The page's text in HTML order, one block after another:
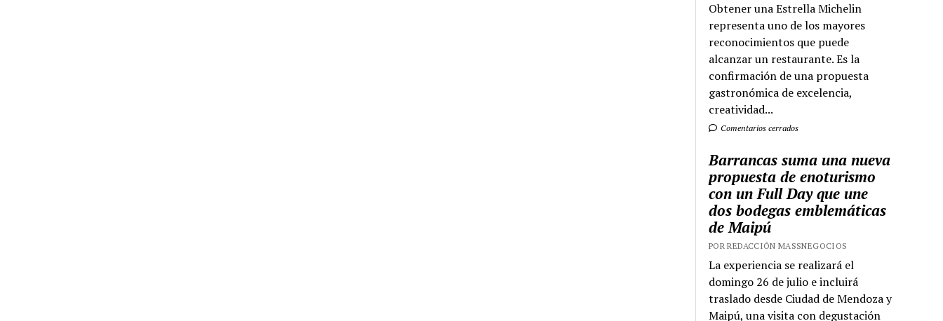
Obtener una Estrella Michelin
representa uno de los mayores
reconocimientos que puede
alcanzar un restaurante. Es la
confirmación de una propuesta
gastronómica de excelencia,
creatividad...
Comentarios cerrados
Barrancas suma una nueva
propuesta de enoturismo
con un Full Day que une
dos bodegas emblemáticas
de Maipú
POR REDACCIÓN MASSNEGOCIOS
La experiencia se realizará el
domingo 26 de julio e incluirá
traslado desde Ciudad de Mendoza y
Maipú, una visita con degustación